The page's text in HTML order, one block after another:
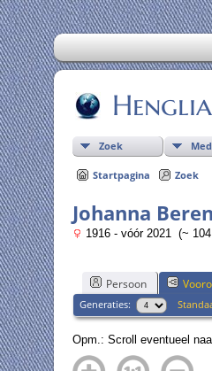
Zoek
Startpagina Zoek
Johanna
1916 - vóór 2021 (~
Persoon
Generaties:
Opm.: Scroll eventueel